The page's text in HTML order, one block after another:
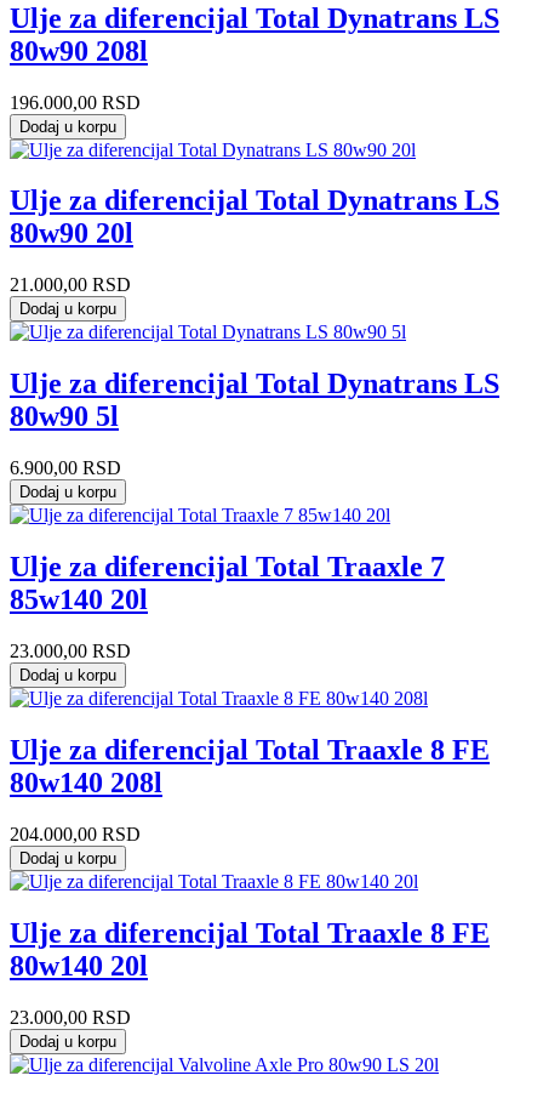
Ulje za diferencijal Total Dynatrans LS
80w90 208l
196.000,00 RSD
Dodaj u korpu
Ulje za diferencijal Total Dynatrans LS
80w90 20l
21.000,00 RSD
Dodaj u korpu
Ulje za diferencijal Total Dynatrans LS
80w90 5l
6.900,00 RSD
Dodaj u korpu
Ulje za diferencijal Total Traaxle 7
85w140 20l
23.000,00 RSD
Dodaj u korpu
Ulje za diferencijal Total Traaxle 8 FE
80w140 208l
204.000,00 RSD
Dodaj u korpu
Ulje za diferencijal Total Traaxle 8 FE
80w140 20l
23.000,00 RSD
Dodaj u korpu